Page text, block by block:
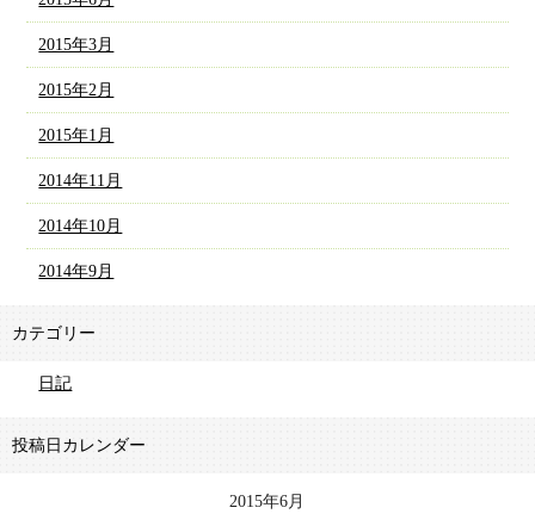
2015年3月
2015年2月
2015年1月
2014年11月
2014年10月
2014年9月
カテゴリー
日記
投稿日カレンダー
2015年6月